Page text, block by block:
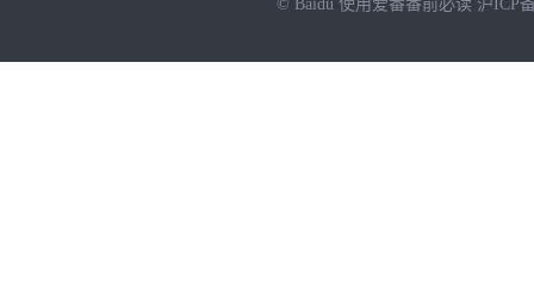
© Baidu 使用爱番番前必读 沪ICP